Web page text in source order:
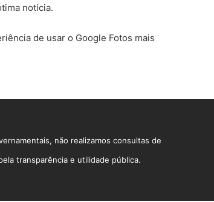
notícia.
de usar o Google Fotos mais
não realizamos consultas de
transparência e utilidade pública.